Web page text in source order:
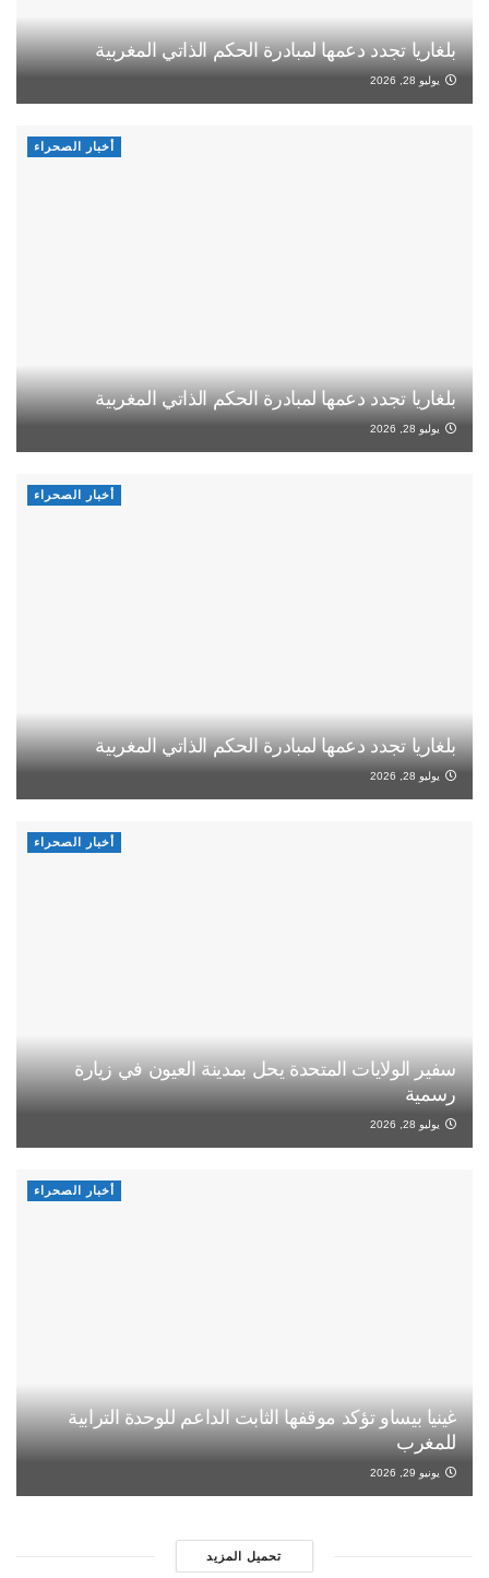
بلغاريا تجدد دعمها لمبادرة الحكم الذاتي المغربية
يوليو 28, 2026
أخبار الصحراء
بلغاريا تجدد دعمها لمبادرة الحكم الذاتي المغربية
يوليو 28, 2026
أخبار الصحراء
بلغاريا تجدد دعمها لمبادرة الحكم الذاتي المغربية
يوليو 28, 2026
أخبار الصحراء
سفير الولايات المتحدة يحل بمدينة العيون في زيارة
رسمية
يوليو 28, 2026
أخبار الصحراء
غينيا بيساو تؤكد موقفها الثابت الداعم للوحدة الترابية
للمغرب
يونيو 29, 2026
تحميل المزيد